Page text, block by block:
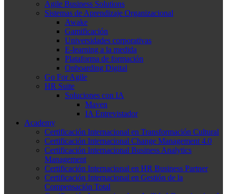
Agile Business Solutions
Sistemas de Aprendizaje Organizacional
Awake
Gamificación
Universidades corporativas
E-learning a la medida
Plataforma de formación
Onboarding Digital
Go For Agile
HR Suite
Soluciones con IA
Maven
IA Entrevistador
Academy
Certificación Internacional en Transformación Cultural
Certificación Internacional Change Management 4.0
Certificación Internacional Business Analytics
Management
Certificación Internacional en HR Business Partner
Certificación Internacional en Gestión de la
Compensación Total